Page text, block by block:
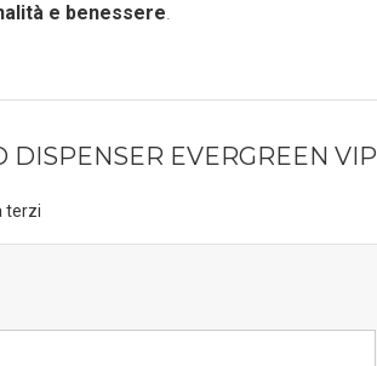
e benessere.
DISPENSER EVERGREEN VIP
terzi